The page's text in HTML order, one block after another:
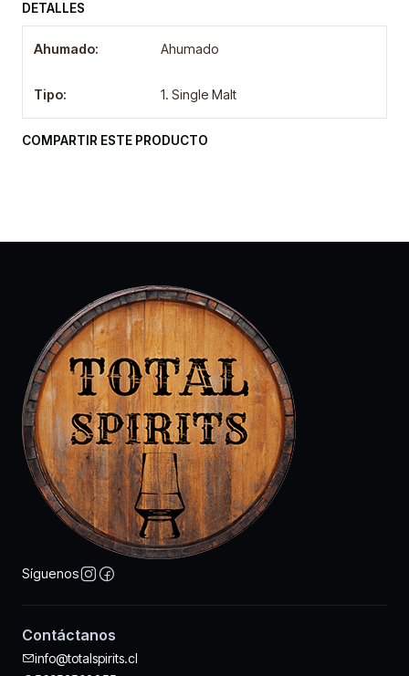
DETALLES
Ahumado: Ahumado
Tipo: 1. Single Malt
COMPARTIR ESTE PRODUCTO
Síguenos
Contáctanos
info@totalspirits.cl